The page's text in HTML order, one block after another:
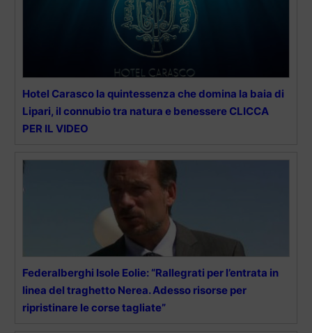
Hotel Carasco la quintessenza che domina la baia di
Lipari, il connubio tra natura e benessere CLICCA
PER IL VIDEO
Federalberghi Isole Eolie: “Rallegrati per l’entrata in
linea del traghetto Nerea. Adesso risorse per
ripristinare le corse tagliate”